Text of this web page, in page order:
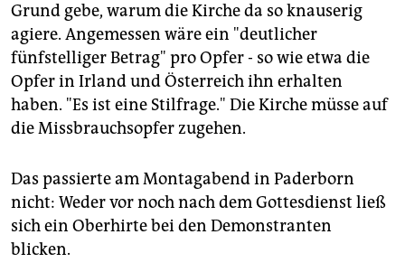
Grund gebe, warum die Kirche da so knauserig
agiere. Angemessen wäre ein "deutlicher
fünfstelliger Betrag" pro Opfer - so wie etwa die
Opfer in Irland und Österreich ihn erhalten
haben. "Es ist eine Stilfrage." Die Kirche müsse auf
die Missbrauchsopfer zugehen.
Das passierte am Montagabend in Paderborn
nicht: Weder vor noch nach dem Gottesdienst ließ
sich ein Oberhirte bei den Demonstranten
blicken.